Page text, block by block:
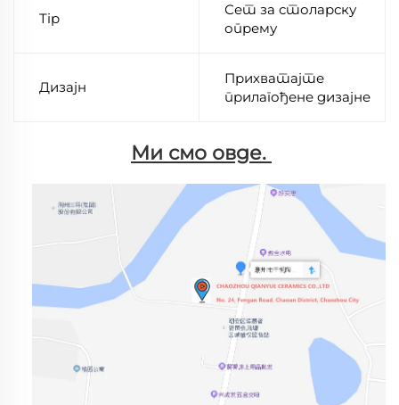
Tip
Сет за столарску
опрему
Дизајн
Прихватајте
прилагођене дизајне
Ми смо овде.